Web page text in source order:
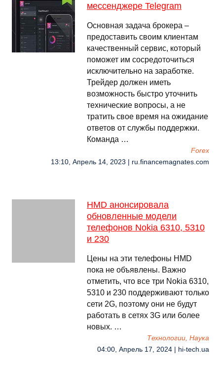
мессенджере Telegram
Основная задача брокера –
предоставить своим клиентам
качественный сервис, который
поможет им сосредоточиться
исключительно на заработке.
Трейдер должен иметь
возможность быстро уточнить
технические вопросы, а не
тратить свое время на ожидание
ответов от службы поддержки.
Команда …
Forex
13:10, Апрель 14, 2023 | ru.financemagnates.com
HMD анонсировала
обновленные модели
телефонов Nokia 6310, 5310
и 230
Цены на эти телефоны HMD
пока не объявлены. Важно
отметить, что все три Nokia 6310,
5310 и 230 поддерживают только
сети 2G, поэтому они не будут
работать в сетях 3G или более
новых. …
Технологии, Наука
04:00, Апрель 17, 2024 | hi-tech.ua